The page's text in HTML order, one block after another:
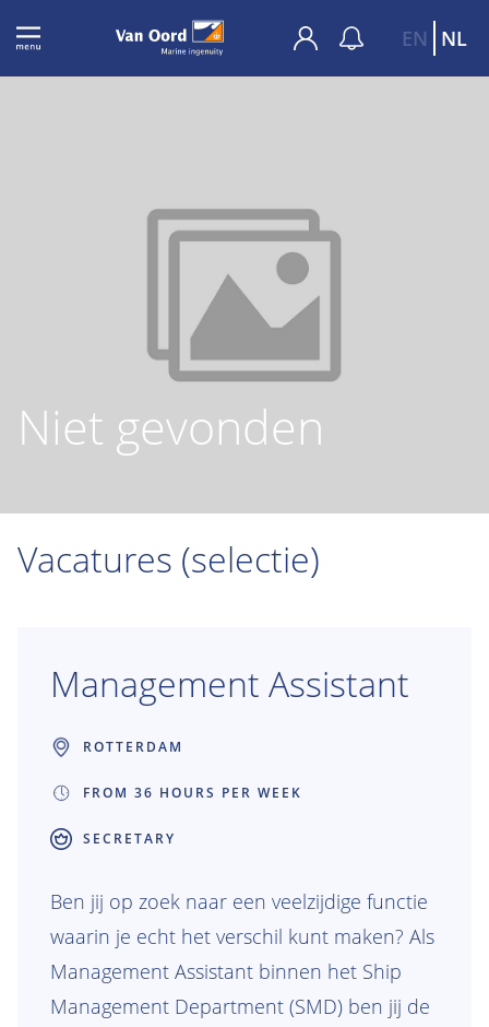
EN NL
Niet gevonden
Vacatures (selectie)
Management Assistant
ROTTERDAM
FROM 36 HOURS PER WEEK
SECRETARY
Ben jij op zoek naar een veelzijdige functie
waarin je echt het verschil kunt maken? Als
Management Assistant binnen het Ship
Management Department (SMD) ben jij de